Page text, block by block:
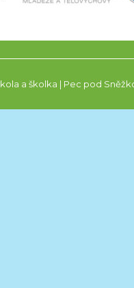
a školka | Pec pod